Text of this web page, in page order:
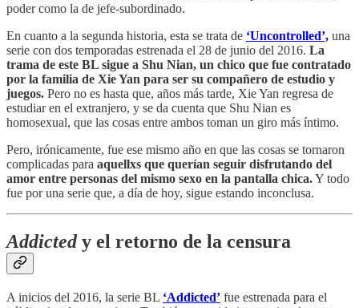
poder como la de jefe-subordinado.
En cuanto a la segunda historia, esta se trata de ‘Uncontrolled’, una
serie con dos temporadas estrenada el 28 de junio del 2016. La
trama de este BL sigue a Shu Nian, un chico que fue contratado
por la familia de Xie Yan para ser su compañero de estudio y
juegos. Pero no es hasta que, años más tarde, Xie Yan regresa de
estudiar en el extranjero, y se da cuenta que Shu Nian es
homosexual, que las cosas entre ambos toman un giro más íntimo.
Pero, irónicamente, fue ese mismo año en que las cosas se tornaron
complicadas para aquellxs que querían seguir disfrutando del
amor entre personas del mismo sexo en la pantalla chica.Y todo
fue por una serie que, a día de hoy, sigue estando inconclusa.
Addictedy el retorno de la censura
A inicios del 2016, la serie BL ‘Addicted’ fue estrenada para el